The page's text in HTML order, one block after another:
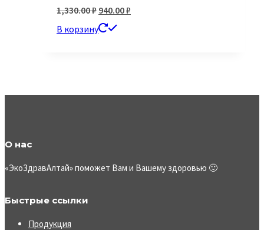
1,330.00₽ Первоначальная
цена
940.00₽
В корзину
О нас
«ЭкоЗдравАлтай» поможет Вам и Вашему здоровью 🙂
Быстрые ссылки
Продукция